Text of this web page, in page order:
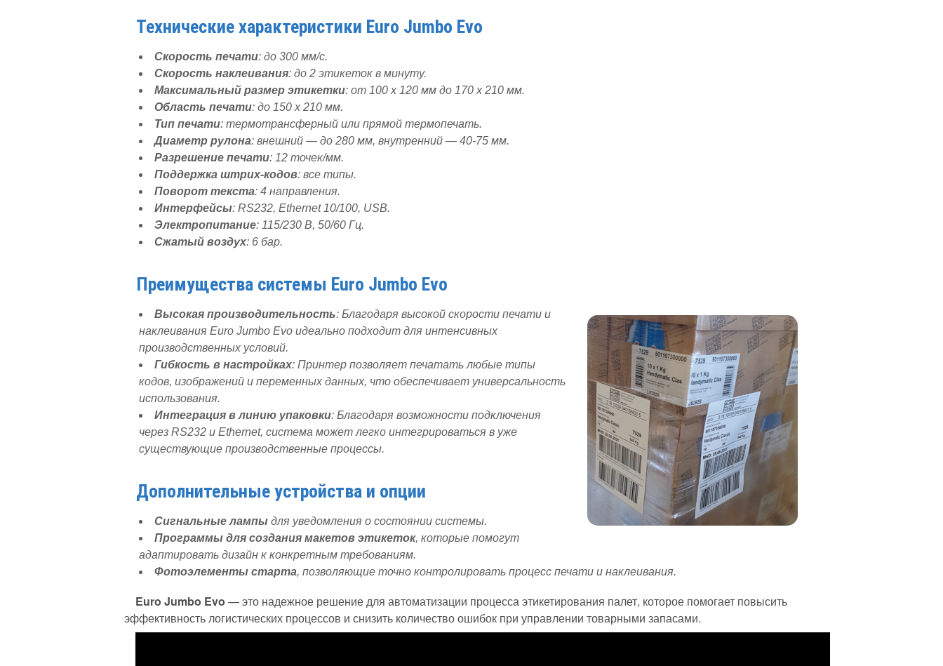
Технические характеристики Euro Jumbo Evo
Скорость печати: до 300 мм/с.
Скорость наклеивания: до 2 этикеток в минуту.
Максимальный размер этикетки: от 100 x 120 мм до 170 x 210 мм.
Область печати: до 150 x 210 мм.
Тип печати: термотрансферный или прямой термопечать.
Диаметр рулона: внешний — до 280 мм, внутренний — 40-75 мм.
Разрешение печати: 12 точек/мм.
Поддержка штрих-кодов: все типы.
Поворот текста: 4 направления.
Интерфейсы: RS232, Ethernet 10/100, USB.
Электропитание: 115/230 В, 50/60 Гц.
Сжатый воздух: 6 бар.
Преимущества системы Euro Jumbo Evo
Высокая производительность: Благодаря высокой скорости печати и
наклеивания Euro Jumbo Evo идеально подходит для интенсивных
производственных условий.
Гибкость в настройках: Принтер позволяет печатать любые типы
кодов, изображений и переменных данных, что обеспечивает универсальность
использования.
Интеграция в линию упаковки: Благодаря возможности подключения
через RS232 и Ethernet, система может легко интегрироваться в уже
существующие производственные процессы.
Дополнительные устройства и опции
Сигнальные лампы для уведомления о состоянии системы.
Программы для создания макетов этикеток, которые помогут
адаптировать дизайн к конкретным требованиям.
Фотоэлементы старта, позволяющие точно контролировать процесс печати и наклеивания.
Euro Jumbo Evo — это надежное решение для автоматизации процесса этикетирования палет, которое помогает повысить
эффективность логистических процессов и снизить количество ошибок при управлении товарными запасами.